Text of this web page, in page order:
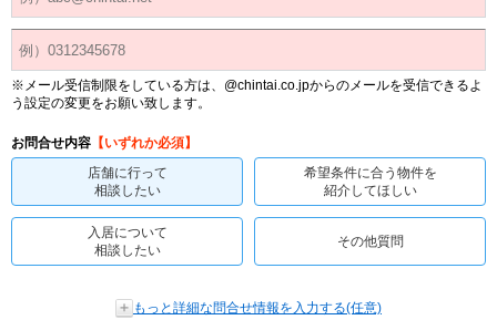
※メール受信制限をしている方は、@chintai.co.jpからのメールを受信できるよ
う設定の変更をお願い致します。
お問合せ内容 【いずれか必須】
店舗に行って
相談したい
希望条件に合う物件を
紹介してほしい
入居について
相談したい
その他質問
もっと詳細な問合せ情報を入力する(任意)